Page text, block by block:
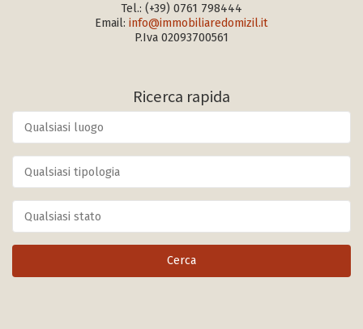
Tel.: (+39) 0761 798444
Email: info@immobiliaredomizil.it
P.Iva 02093700561
Ricerca rapida